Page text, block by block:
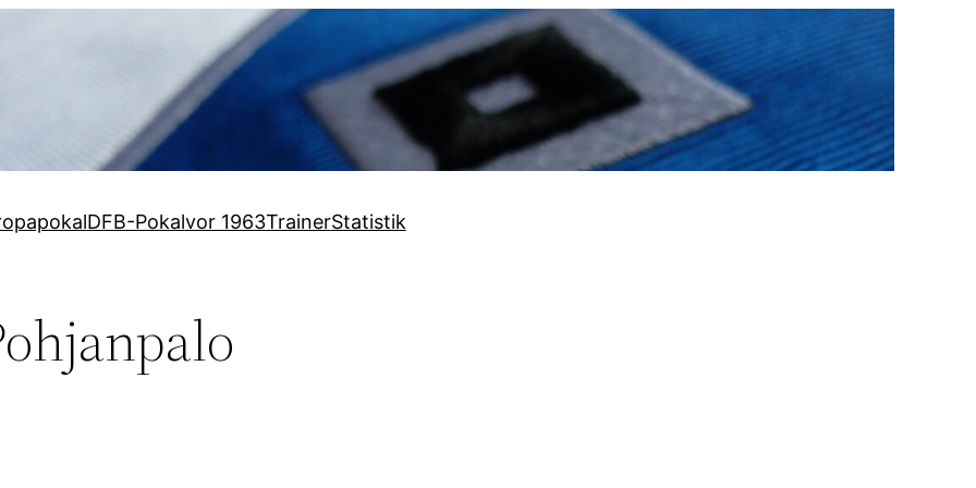
DFB-Pokalvor 1963TrainerStatistik